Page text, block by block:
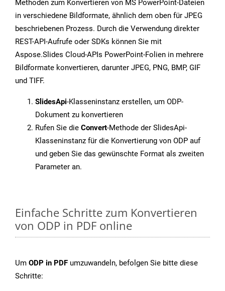
Methoden zum Konvertieren von MS PowerPoint-Dateien
in verschiedene Bildformate, ähnlich dem oben für JPEG
beschriebenen Prozess. Durch die Verwendung direkter
REST-API-Aufrufe oder SDKs können Sie mit
Aspose.Slides Cloud-APIs PowerPoint-Folien in mehrere
Bildformate konvertieren, darunter JPEG, PNG, BMP, GIF
und TIFF.
SlidesApi-Klasseninstanz erstellen, um ODP-
Dokument zu konvertieren
Rufen Sie die Convert-Methode der SlidesApi-
Klasseninstanz für die Konvertierung von ODP auf
und geben Sie das gewünschte Format als zweiten
Parameter an.
Einfache Schritte zum Konvertieren
von ODP in PDF online
Um ODP in PDF umzuwandeln, befolgen Sie bitte diese
Schritte: